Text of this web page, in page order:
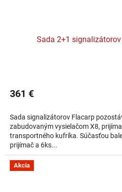
Sada 2+1
361 €
Sada signalizátorov Flacarp
zabudovaným vysielačom X8,
transportného kufríka. Súčasťou
prijímač a 6ks...
Akcia